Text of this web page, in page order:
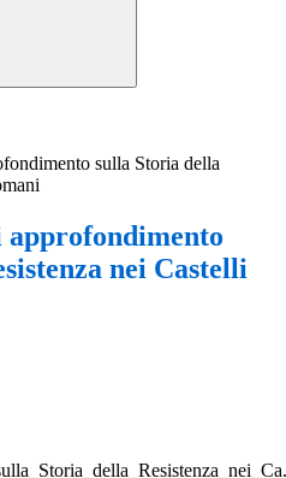
sulla Storia della
nei Castelli